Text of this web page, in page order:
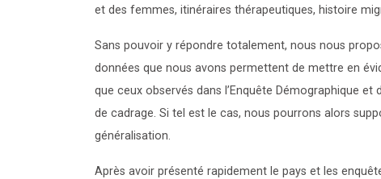
et des femmes, itinéraires thérapeutiques, histoire
Sans pouvoir y répondre totalement, nous nous
données que nous avons permettent de mettre en
que ceux observés dans l’Enquête Démographique et
de cadrage. Si tel est le cas, nous pourrons alors
généralisation.
Après avoir présenté rapidement le pays et les